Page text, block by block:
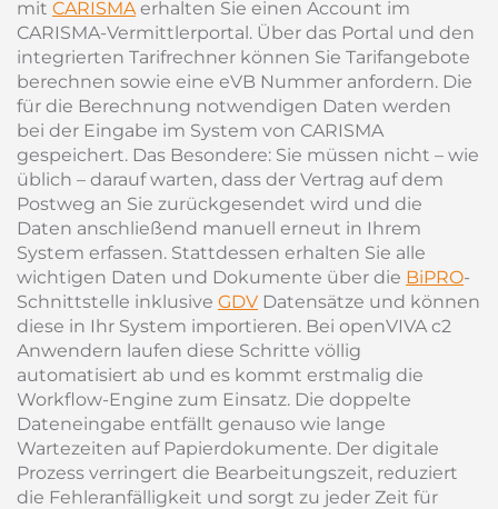
mit CARISMAerhalten Sie einen Account im
CARISMA-Vermittlerportal. Über das Portal und den
integrierten Tarifrechner können Sie Tarifangebote
berechnen sowie eine eVB Nummer anfordern. Die
für die Berechnung notwendigen Daten werden
bei der Eingabe im System von CARISMA
gespeichert. Das Besondere: Sie müssen nicht – wie
üblich – darauf warten, dass der Vertrag auf dem
Postweg an Sie zurückgesendet wird und die
Daten anschließend manuell erneut in Ihrem
System erfassen. Stattdessen erhalten Sie alle
wichtigen Daten und Dokumente über die BiPRO-
Schnittstelle inklusive GDV Datensätze und können
diese in Ihr System importieren. Bei openVIVA c2
Anwendern laufen diese Schritte völlig
automatisiert ab und es kommt erstmalig die
Workflow-Engine zum Einsatz. Die doppelte
Dateneingabe entfällt genauso wie lange
Wartezeiten auf Papierdokumente. Der digitale
Prozess verringert die Bearbeitungszeit, reduziert
die Fehleranfälligkeit und sorgt zu jeder Zeit für